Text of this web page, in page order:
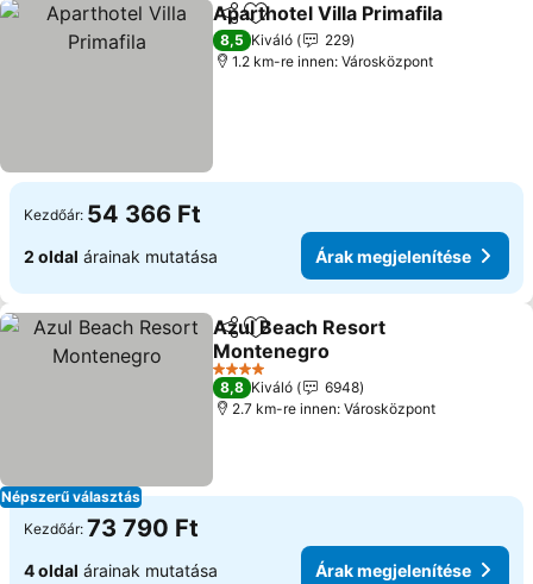
Megosztás
Hozzáadás a kedvencekhez
Aparthotel Villa Primafila
8,5 Kiváló
229
1.2 km-re innen: Városközpont
Kezdőár: 54 366 Ft
2 oldal árainak mutatása Árak megjelenítése
Népszerű választás
Megosztás
Hozzáadás a kedvencekhez
Azul Beach Resort
Montenegro
Árak megjelenítése
4 Kategória
8,8 Kiváló
6948
2.7 km-re innen: Városközpont
Kezdőár: 73 790 Ft
4 oldal árainak mutatása Árak megjelenítése